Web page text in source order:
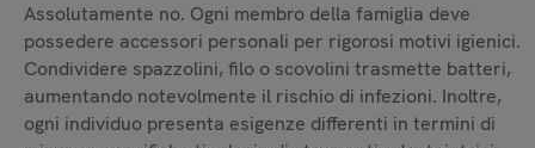
Assolutamente no. Ogni membro della famiglia deve
possedere accessori personali per rigorosi motivi igienici.
Condividere spazzolini, filo o scovolini trasmette batteri,
aumentando notevolmente il rischio di infezioni. Inoltre,
ogni individuo presenta esigenze differenti in termini di